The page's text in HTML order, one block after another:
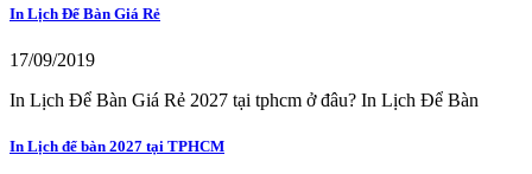
In Lịch Để Bàn Giá Rẻ
17/09/2019
In Lịch Để Bàn Giá Rẻ 2027 tại tphcm ở đâu? In Lịch Để Bàn
In Lịch để bàn 2027 tại TPHCM